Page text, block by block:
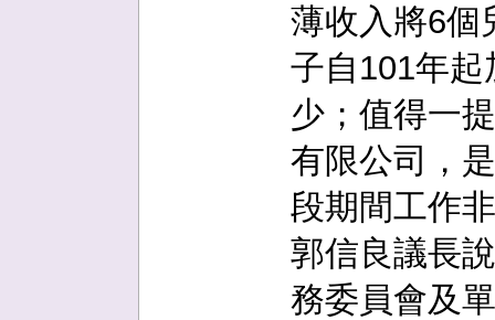
薄收入將6個
子自101年
少；值得一
有限公司，
段期間工作
郭信良議長
務委員會及